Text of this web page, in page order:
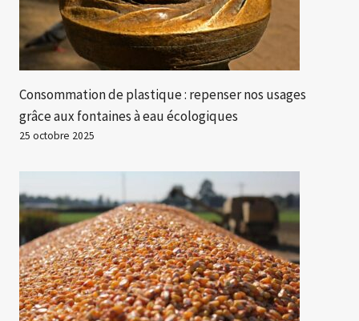
Consommation de plastique : repenser nos usages
grâce aux fontaines à eau écologiques
25 octobre 2025